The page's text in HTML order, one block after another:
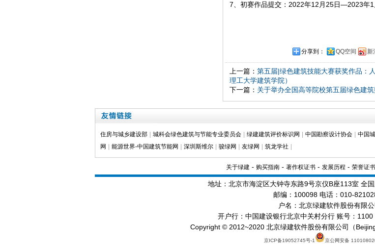
7、初赛作品提交：2022年12月25日—2023年1
分享到： QQ空间 新
上一篇： 第五届|绿色建筑技能大赛获奖作品：
理工大学建筑学院）
下一篇： 关于举办全国高等院校第五届绿色建
住房与城乡建设部 城科会绿色建筑与节能专业委员会 绿建建筑评价标识网 中国勘察设计协会 中国
网
能源世界-中国建筑节能网 深圳斯维尔 骏绿网 友绿网 筑龙学社
关于绿建- 购买指南- 著作权证书- 发展历程 - 荣誉证书
地址：北京市海淀区大钟寺东路9号京仪B座113室 全国
邮编：100098 电话：010-
户名：北京绿建软件股份有限公
开户行：中国建设银行北京中关村分行 账号：
Copyright © 2012~2020 北京绿建软件股份有限公司（
京ICP备19052745号-1 京公网安备